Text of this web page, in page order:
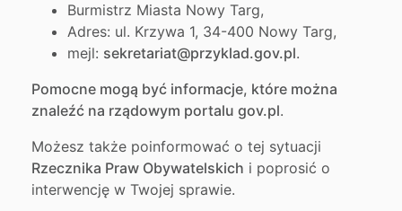
Burmistrz Miasta Nowy Targ,
Adres: ul. Krzywa 1, 34-400 Nowy Targ,
mejl: sekretariat@przyklad.gov.pl.
Pomocne mogą być informacje, które można
znaleźć na rządowym portalu gov.pl.
Możesz także poinformować o tej sytuacji
Rzecznika Praw Obywatelskich i poprosić o
interwencję w Twojej sprawie.